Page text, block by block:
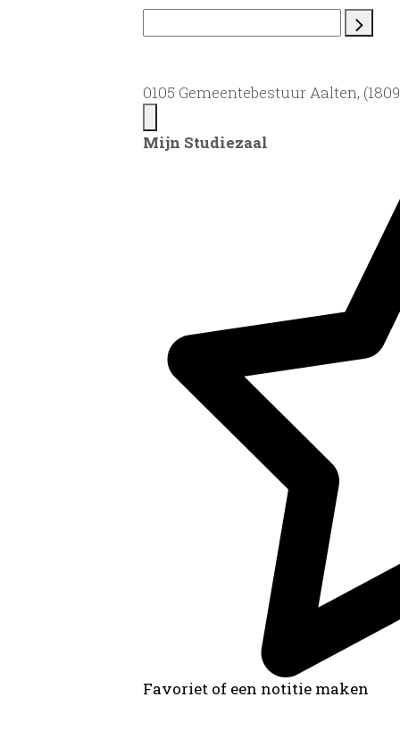
0105 Gemeentebestuur Aalten,
Mijn Studiezaal
Favoriet of een notitie maken